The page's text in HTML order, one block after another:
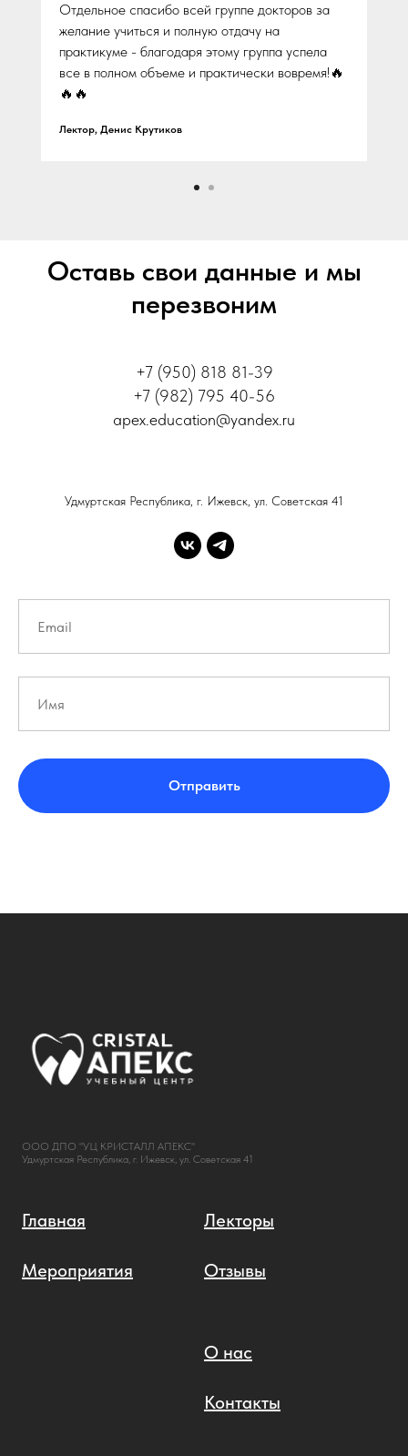
Отдельное спасибо всей группе докторов за
желание учиться и полную отдачу на
практикуме - благодаря этому группа успела
все в полном объеме и практически вовремя!🔥
🔥🔥
Лектор, Денис Крутиков
Оставь свои данные и мы
перезвоним
+7 (950) 818 81-39
+7 (982) 795 40-56
apex.education@yandex.ru
Удмуртская Республика, г. Ижевск, ул. Советская 41
Отправить
ООО ДПО "УЦ КРИСТАЛЛ АПЕКС"
Удмуртская Республика, г. Ижевск, ул. Советская 41
Главная
Мероприятия
Лекторы
Отзывы
О нас
Контакты